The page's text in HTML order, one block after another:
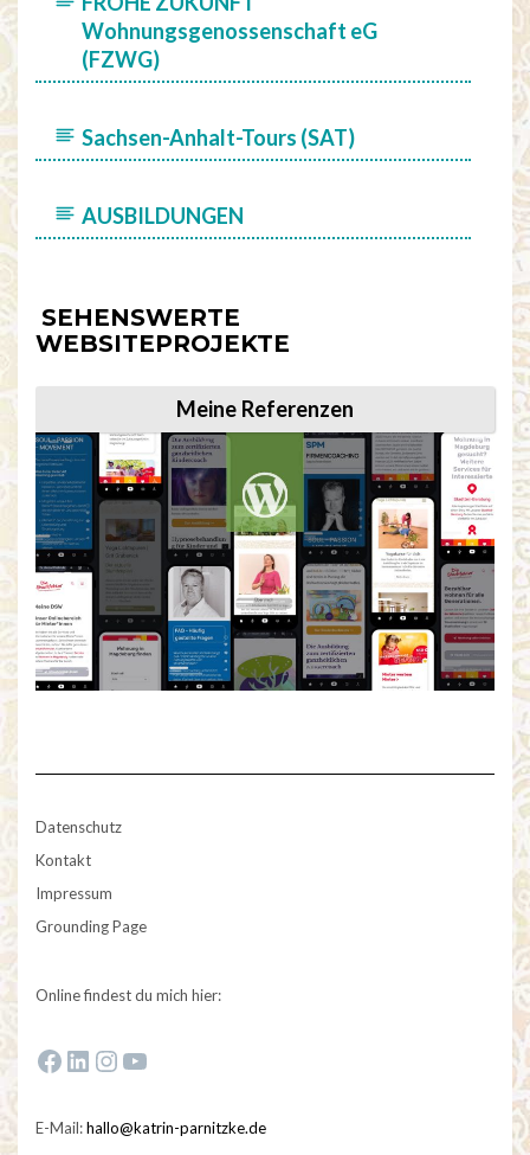
Wohnungsgenossenschaft eG
(FZWG)
Sachsen-Anhalt-Tours (SAT)
AUSBILDUNGEN
SEHENSWERTE
WEBSITEPROJEKTE
Meine Referenzen
Datenschutz
Kontakt
Impressum
Grounding Page
Online findest du mich hier:
Zur Facebook-Fanseite von Katrin Parnitzke
Zum LinkedIn-Profil von Katrin Parnitzke
Zum Instagram-Profil von Katrin Parnitzke
Zum YouTube-Kanal von Katrin Parnitzke
E-Mail:hallo@katrin-parnitzke.de